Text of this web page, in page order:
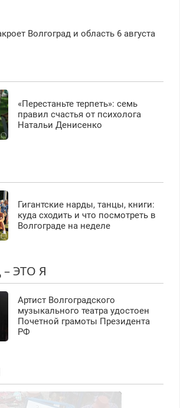
Волгоград и область 6 августа
«Перестаньте терпеть»: семь
правил счастья от психолога
Натальи Денисенко
Гигантские нарды, танцы, книги:
куда сходить и что посмотреть в
Волгограде на неделе
ЭТО Я
Артист Волгоградского
музыкального театра удостоен
Почетной грамоты Президента
РФ